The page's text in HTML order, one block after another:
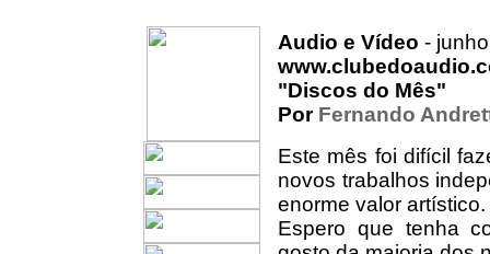
Audio e Vídeo -
"Discos do Mês"
Por Fernando
Este mês foi difícil
novos trabalhos
enorme valor artístico.
Espero que tenha